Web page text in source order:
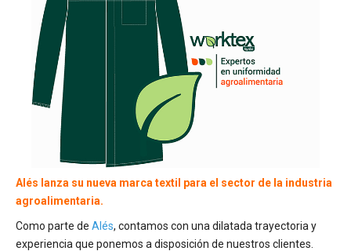
Alés lanza su nueva marca textil para el sector de la industria
agroalimentaria.
Como parte de Alés, contamos con una dilatada trayectoria y
experiencia que ponemos a disposición de nuestros clientes.